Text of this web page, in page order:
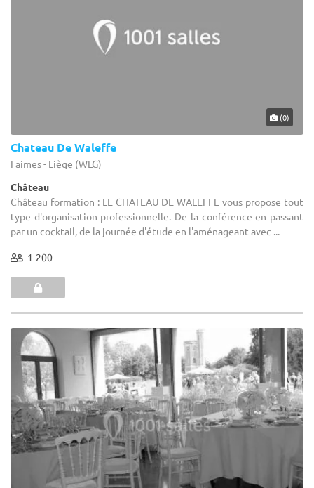
(0)
Chateau De Waleffe
Faimes - Liège (WLG)
Château
Château formation : LE CHATEAU DE WALEFFE vous propose tout
type d'organisation professionnelle. De la conférence en passant
par un cocktail, de la journée d'étude en l'aménageant avec ...
1-200